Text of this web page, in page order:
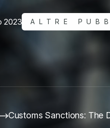
2023 ALTRE
Customs Sanctions: The